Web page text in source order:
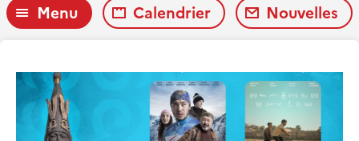
Menu Calendrier Nouvelles